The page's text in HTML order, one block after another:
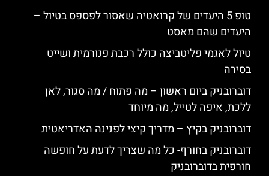
טופ 5 היעדים של קרואטיה שאסור לפספס בטיול –
היעדים שהם מאסט
טיול לאגמי פליטביצה כולל רכבת פנורמית ושייט
בסירה
דוברובניק ביום ראשון – מה פתוח / מה סגור, לאן
ללכת, איפה לטייל, מה מיוחד
דוברובניק בקיץ – מדריך קיצי לפנינה האדריאטית
דוברובניק בחורף- כל מה שצריך לדעת על חופשה
חורפית בדוברובניק